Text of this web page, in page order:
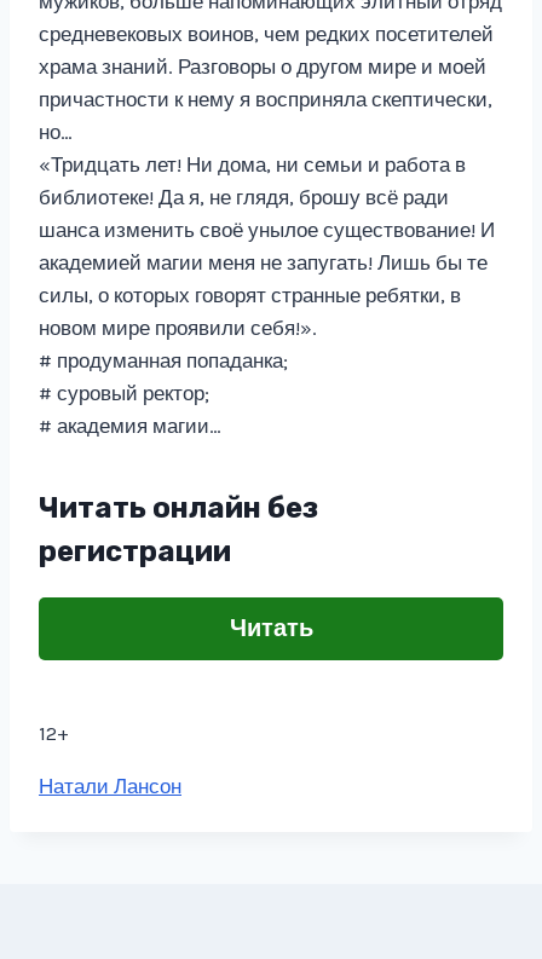
средневековых воинов, чем редких посетителей
храма знаний. Разговоры о другом мире и моей
причастности к нему я восприняла скептически,
но…
«Тридцать лет! Ни дома, ни семьи и работа в
библиотеке! Да я, не глядя, брошу всё ради
шанса изменить своё унылое существование! И
академией магии меня не запугать! Лишь бы те
силы, о которых говорят странные ребятки, в
новом мире проявили себя!».
# продуманная попаданка;
# суровый ректор;
# академия магии…
Читать онлайн без
регистрации
Читать
12+
Метки
Натали Лансон